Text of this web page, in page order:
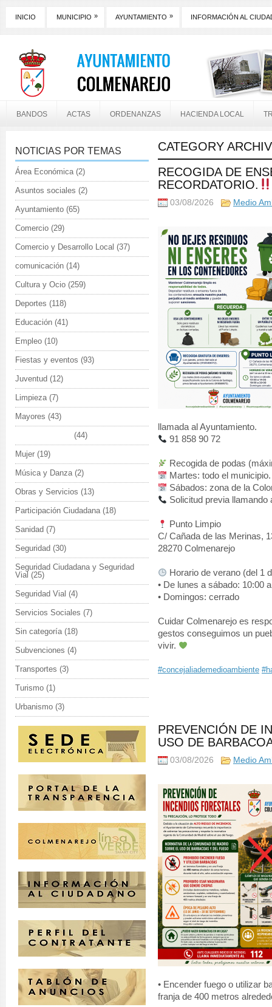
INICIO MUNICIPIO » AYUNTAMIENTO » INFORMACIÓN AL
BANDOS ACTAS ORDENANZAS HACIENDA LOCAL
CATEGORY
RECOGIDA DE
RECORDATORIO.
03/08/2026 Medio
llamada al Ayuntamiento.
91 858 90 72
Recogida de podas
Martes: todo el municipio.
Sábados: zona de la
Solicitud previa llamando
Punto Limpio
C/ Cañada de las Merinas,
28270 Colmenarejo
Horario de verano (del 1
• De lunes a sábado: 10:00
• Domingos: cerrado
Cuidar Colmenarejo es
gestos conseguimos un
vivir.
#concejaliademedioambiente
PREVENCIÓN DE
USO DE
03/08/2026 Medio
• Encender fuego o utilizar
franja de 400 metros
NOTICIAS POR TEMAS
Área Económica(2)
Asuntos sociales (2)
Ayuntamiento (65)
Comercio (29)
Comercio y Desarrollo Local (37)
comunicación (14)
Cultura y Ocio (259)
Deportes (118)
Educación (41)
Empleo (10)
Fiestas y eventos (93)
Juventud (12)
Limpieza(7)
Mayores (43)
(44)
Mujer (19)
Música y Danza(2)
Obras y Servicios (13)
Participación Ciudadana(18)
Sanidad (7)
Seguridad (30)
Seguridad Ciudadana y Seguridad
Vial (25)
Seguridad Vial (4)
Servicios Sociales (7)
Sin categoría(18)
Subvenciones (4)
Transportes (3)
Turismo (1)
Urbanismo (3)